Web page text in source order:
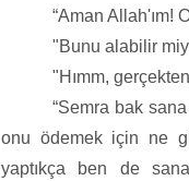
“Aman Allah'ım!
"Bunu alabilir
"Hımm,
“Semra bak
onu ödemek için ne
yaptıkça ben de